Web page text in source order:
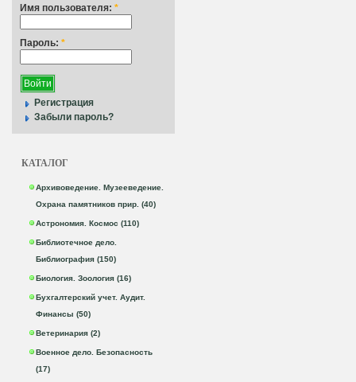
Имя пользователя: *
Пароль: *
Регистрация
Забыли пароль?
КАТАЛОГ
Архивоведение. Музееведение.
Охрана памятников прир. (40)
Астрономия. Космос (110)
Библиотечное дело.
Библиография (150)
Биология. Зоология (16)
Бухгалтерский учет. Аудит.
Финансы (50)
Ветеринария (2)
Военное дело. Безопасность
(17)